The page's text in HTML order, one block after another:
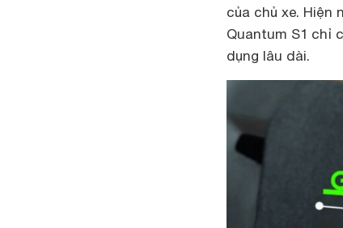
của chủ xe. Hiện
Quantum S1 chỉ
dụng lâu dài.